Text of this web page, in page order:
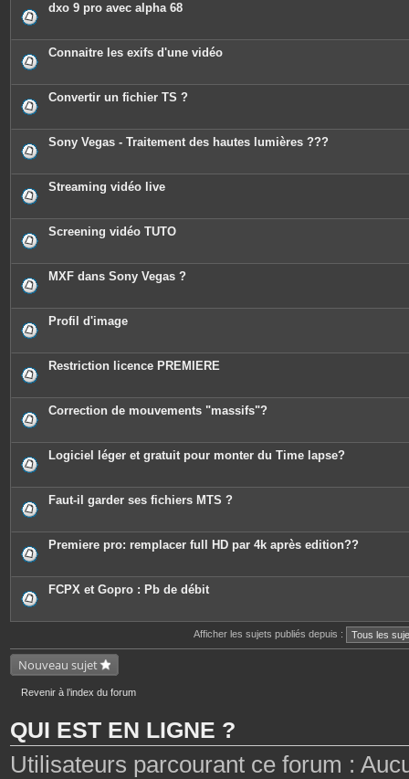
dxo 9 pro avec alpha 68
Connaitre les exifs d'une vidéo
Convertir un fichier TS ?
Sony Vegas - Traitement des hautes lumières ???
Streaming vidéo live
Screening vidéo TUTO
MXF dans Sony Vegas ?
Profil d'image
Restriction licence PREMIERE
Correction de mouvements "massifs"?
Logiciel léger et gratuit pour monter du Time lapse?
Faut-il garder ses fichiers MTS ?
Premiere pro: remplacer full HD par 4k après edition??
FCPX et Gopro : Pb de débit
Afficher les sujets publiés depuis :
Nouveau sujet
Revenir à l’index du forum
QUI EST EN LIGNE ?
Utilisateurs parcourant ce forum :